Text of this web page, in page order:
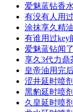
爱魅蓝钻香
有没有人用
涂抹享久精
有谁用过key
爱魅蓝钻闻
享久3代力鼎
皇帝油用完
涩井延时喷
黑豹延时喷
久皇延时喷